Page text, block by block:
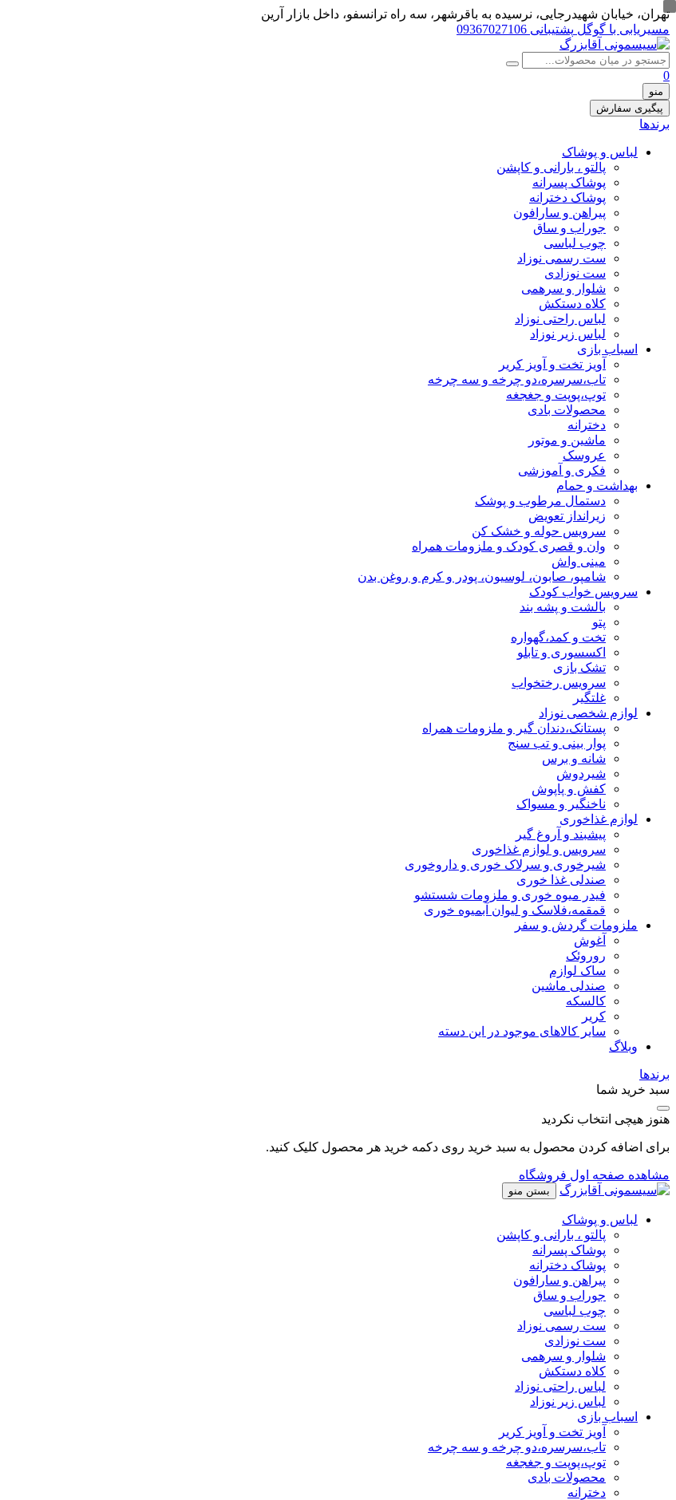
تهران، خيابان شهيدرجايى، نرسیده به باقرشهر، سه راه ترانسفو، داخل بازار آرین
مسیریابی با گوگل پشتیبانی 09367027106
0
منو
پیگیری سفارش
برندها
لباس و پوشاک
پالتو ، بارانی و کاپشن
پوشاک پسرانه
پوشاک دخترانه
پیراهن و سارافون
جوراب و ساق
چوب لباسی
ست رسمی نوزاد
ست نوزادی
شلوار و سرهمی
کلاه دستکش
لباس راحتی نوزاد
لباس زیر نوزاد
اسباب بازی
آویز تخت و آویز کریر
تاب،سرسره،دو چرخه و سه چرخه
توپ،پوپت و جغجغه
محصولات بادی
دخترانه
ماشین و موتور
عروسک
فکری و آموزشی
بهداشت و حمام
دستمال مرطوب و پوشک
زیرانداز تعویض
سرویس حوله و خشک کن
وان و قصری کودک و ملزومات همراه
مینی واش
شامپو، صابون، لوسیون، پودر و کرم و روغن بدن
سرویس خواب کودک
بالشت و پشه بند
پتو
تخت و کمد،گهواره
اکسسوری و تابلو
تشک بازی
سرویس رختخواب
غلتگیر
لوازم شخصی نوزاد
پستانک،دندان گیر و ملزومات همراه
پوار بینی و تب سنج
شانه و برس
شیردوش
کفش و پاپوش
ناخنگیر و مسواک
لوازم غذاخوری
پیشبند و آروغ گیر
سرویس و لوازم غذاخوری
شیرخوری و سرلاک خوری و داروخوری
صندلی غذا خوری
فیدر میوه خوری و ملزومات شستشو
قمقمه،فلاسک و لیوان آبمیوه خوری
ملزومات گردش و سفر
آغوش
روروئک
ساک لوازم
صندلی ماشین
کالسکه
کریر
سایر کالاهای موجود در این دسته
وبلاگ
برندها
سبد خرید شما
هنوز هیچی انتخاب نکردید
برای اضافه کردن محصول به سبد خرید روی دکمه خرید هر محصول کلیک کنید.
مشاهده صفحه اول فروشگاه
بستن منو
لباس و پوشاک
پالتو ، بارانی و کاپشن
پوشاک پسرانه
پوشاک دخترانه
پیراهن و سارافون
جوراب و ساق
چوب لباسی
ست رسمی نوزاد
ست نوزادی
شلوار و سرهمی
کلاه دستکش
لباس راحتی نوزاد
لباس زیر نوزاد
اسباب بازی
آویز تخت و آویز کریر
تاب،سرسره،دو چرخه و سه چرخه
توپ،پوپت و جغجغه
محصولات بادی
دخترانه